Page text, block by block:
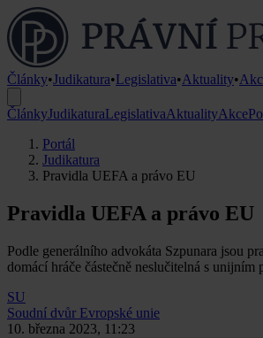
Články•Judikatura•Legislativa•Aktuality•
ČlánkyJudikaturaLegislativaAktualityAkce
Portál
Judikatura
Pravidla UEFA a právo EU
Pravidla UEFA a právo EU
Podle generálního advokáta Szpunara jsou
domácí hráče částečně neslučitelná s unijním
SU
Soudní dvůr Evropské unie
10. března 2023, 11:23